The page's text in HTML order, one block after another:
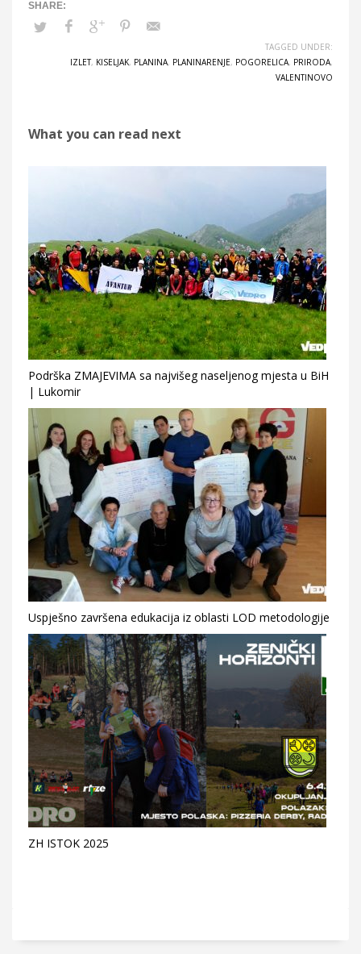
TAGGED UNDER:
IZLET, KISELJAK, PLANINA, PLANINARENJE, POGORELICA, PRIRODA,
VALENTINOVO
What you can read next
Podrška ZMAJEVIMA sa najvišeg naseljenog mjesta u BiH
| Lukomir
Uspješno završena edukacija iz oblasti LOD metodologije
ZH ISTOK 2025